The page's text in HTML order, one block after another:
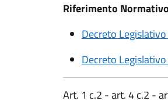
Riferimento Normativo
Decreto
Decreto
Art. 1 c.2 - art. 4 c.2 -